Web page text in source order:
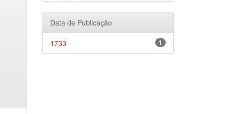
Data de Publicação
1
1733